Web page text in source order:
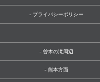
- プライバシーポリシー
-曽木の滝周辺
-熊本方面